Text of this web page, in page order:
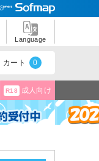
Language
カート 0
R18 成人向け